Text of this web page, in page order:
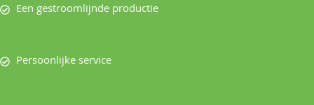
Een gestroomlijnde productie
Persoonlijke service